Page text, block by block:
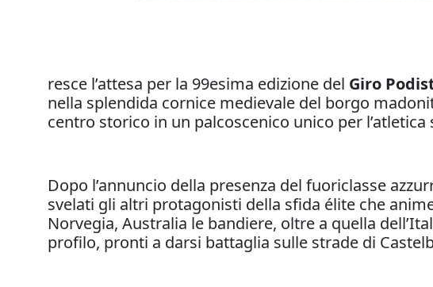
resce l’attesa per la 99esima edizione del Giro
nella splendida cornice medievale del borgo
centro storico in un palcoscenico unico per
Dopo l’annuncio della presenza del fuoriclasse
svelati gli altri protagonisti della sfida élite che
Norvegia, Australia le bandiere, oltre a quella
profilo, pronti a darsi battaglia sulle strade di